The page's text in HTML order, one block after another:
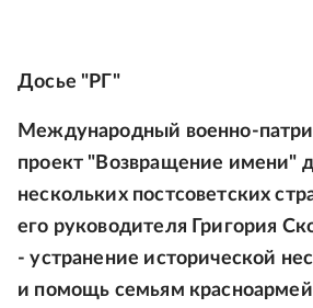
Досье "РГ"
Международный военно-
проект "Возвращение имени"
нескольких постсоветских
его руководителя Григория
- устранение исторической
и помощь семьям